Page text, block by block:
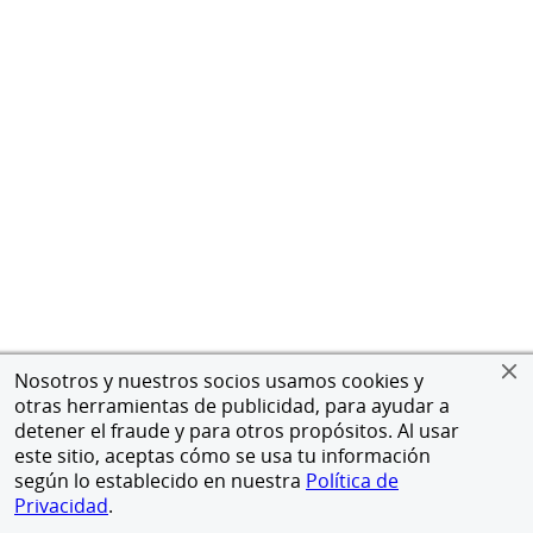
Nosotros y nuestros socios usamos cookies y
otras herramientas de publicidad, para ayudar a
detener el fraude y para otros propósitos. Al usar
este sitio, aceptas cómo se usa tu información
según lo establecido en nuestra Política de
Privacidad.